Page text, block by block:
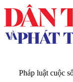
Pháp luật cuộc